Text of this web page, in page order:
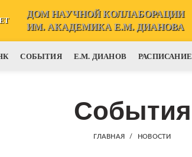
ДОМ НАУЧНОЙ КОЛЛАБОРАЦИИ
ИМ. АКАДЕМИКА Е.М. ДИАНОВА
СОБЫТИЯ Е.М. ДИАНОВ РАСПИСАНИЕ
События
ГЛАВНАЯ НОВОСТИ